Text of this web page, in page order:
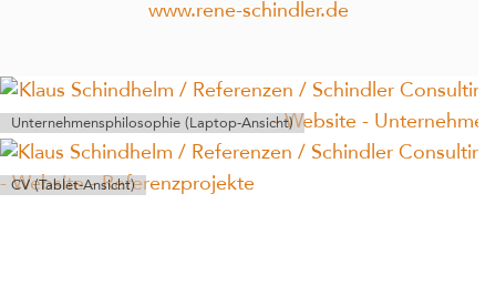
www.rene-schindler.de
Unternehmensphilosophie (Laptop-Ansicht)
CV (Tablet-Ansicht)